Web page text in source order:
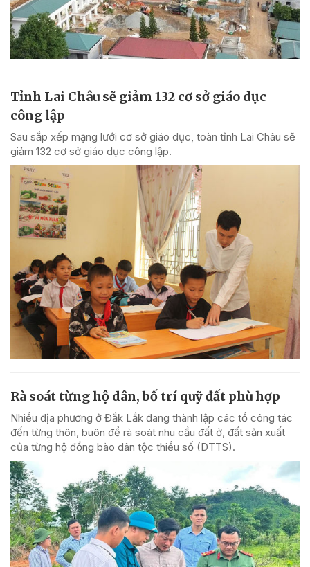
Tỉnh Lai Châu sẽ giảm 132 cơ sở giáo dục
công lập
Sau sắp xếp mạng lưới cơ sở giáo dục, toàn tỉnh Lai Châu sẽ
giảm 132 cơ sở giáo dục công lập.
Rà soát từng hộ dân, bố trí quỹ đất phù hợp
Nhiều địa phương ở Đắk Lắk đang thành lập các tổ công tác
đến từng thôn, buôn để rà soát nhu cầu đất ở, đất sản xuất
của từng hộ đồng bào dân tộc thiểu số (DTTS).